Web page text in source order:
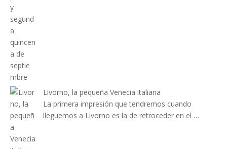
Livorno, la pequeña Venecia italiana
La primera impresión que tendremos cuando
lleguemos a Livorno es la de retroceder en el …